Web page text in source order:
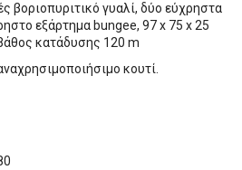
βοριοπυριτικό γυαλί, δύο εύχρηστα
εξάρτημα bungee, 97 x 75 x 25
κατάδυσης 120 m
κουτί.